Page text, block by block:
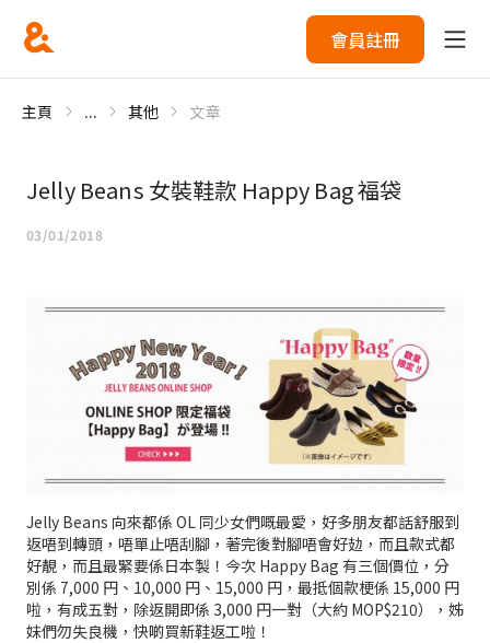
會員註冊
主頁 ... 其他 文章
Jelly Beans 女裝鞋款 Happy Bag 福袋
03/01/2018
Jelly Beans 向來都係 OL 同少女們嘅最愛，好多朋友都話舒服到
返唔到轉頭，唔單止唔刮腳，著完後對腳唔會好攰，而且款式都
好靚，而且最緊要係日本製！今次 Happy Bag 有三個價位，分
別係 7,000 円、10,000 円、15,000 円，最抵個款梗係 15,000 円
啦，有成五對，除返開即係 3,000 円一對（大約 MOP$210），姊
妹們勿失良機，快啲買新鞋返工啦！